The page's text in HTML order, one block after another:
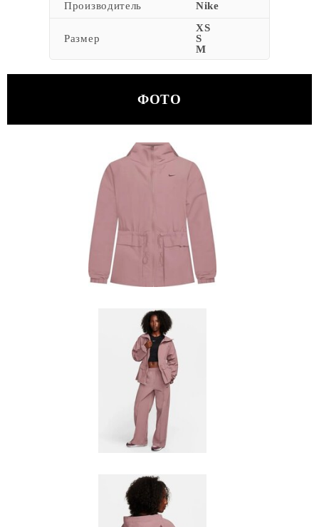
Производитель Nike
Размер
XS
S
M
ФОТО